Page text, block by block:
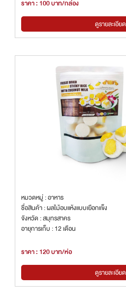
ราคา : 100 บาท/กล่อง
ดูรายละเอียด
หมวดหมู่ : อาหาร
ชื่อสินค้า : ผลไม้อบแห้งแบบเยือกแข็ง
จังหวัด : สมุทรสาคร
อายุการเก็บ : 12 เดือน
ราคา : 120 บาท/ห่อ
ดูรายละเอียด